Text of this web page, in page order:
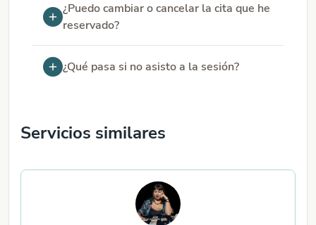
¿Puedo cambiar o cancelar la cita que he
reservado?
¿Qué pasa si no asisto a la sesión?
Servicios similares